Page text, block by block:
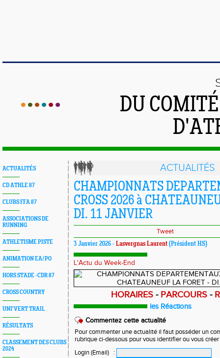
DU
ACTUALITÉS
CD ATHLE 87
CLUBS FFA 87
ASSOCIATIONS DE
RUNNING
ATHLETISME PISTE
ANIMATION EA/PO
HORS STADE -CDR 87
CROSS COUNTRY
UNI'VERT TRAIL
RÉSULTATS
CLASSEMENT DES CLUBS
2024
ACTUALITÉS
CHAMPIONNATS
CROSS 2026 à
DI. 11 JANVIER
Tweet
3 Janvier 2026 - Lasvergnas Laurent (Président HS)
L'Actu du Week-End
HORAIRES - PARCOURS -
les Réactions
Commentez cette actualité
Pour commenter une actualité il faut posséder un
rubrique ci-dessous pour vous identifier ou vous
Login (Email)
: